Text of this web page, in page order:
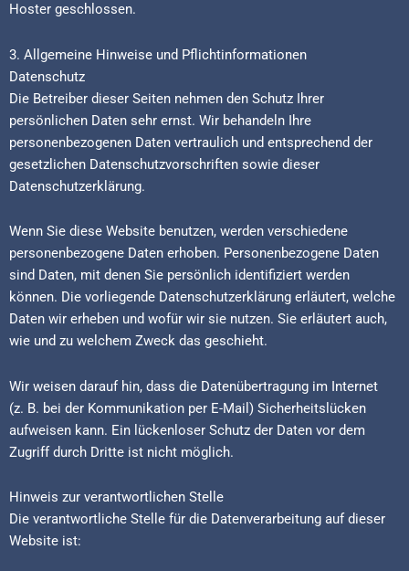
Hoster geschlossen.
3. Allgemeine Hinweise und Pflicht­informationen
Datenschutz
Die Betreiber dieser Seiten nehmen den Schutz Ihrer
persönlichen Daten sehr ernst. Wir behandeln Ihre
personenbezogenen Daten vertraulich und entsprechend der
gesetzlichen Datenschutzvorschriften sowie dieser
Datenschutzerklärung.
Wenn Sie diese Website benutzen, werden verschiedene
personenbezogene Daten erhoben. Personenbezogene Daten
sind Daten, mit denen Sie persönlich identifiziert werden
können. Die vorliegende Datenschutzerklärung erläutert, welche
Daten wir erheben und wofür wir sie nutzen. Sie erläutert auch,
wie und zu welchem Zweck das geschieht.
Wir weisen darauf hin, dass die Datenübertragung im Internet
(z. B. bei der Kommunikation per E-Mail) Sicherheitslücken
aufweisen kann. Ein lückenloser Schutz der Daten vor dem
Zugriff durch Dritte ist nicht möglich.
Hinweis zur verantwortlichen Stelle
Die verantwortliche Stelle für die Datenverarbeitung auf dieser
Website ist: